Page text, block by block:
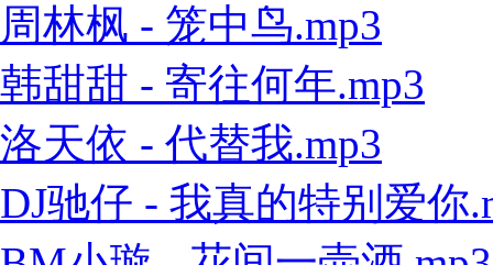
周林枫 - 笼中鸟.mp3
韩甜甜 - 寄往何年.mp3
洛天依 - 代替我.mp3
DJ驰仔 - 我真的特别爱你